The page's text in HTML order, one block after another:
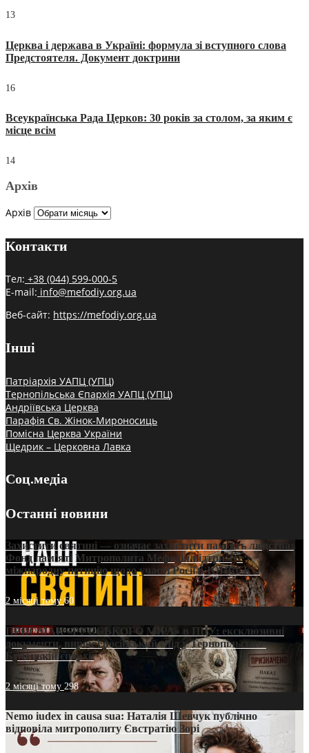
13
Церква і держава в Україні: формула зі вступного слова
Предстоятеля. Документ доктрини
16
Всеукраїнська Рада Церков: 30 років за столом, за яким є
місце всім
14
Архів
Архів
Контакти
Тел: +38 (044) 599-000-5
E-mail: info@mefodiy.org.ua
Веб-сайт: https://mefodiy.org.ua
Інші
Патріархія УАПЦ (УПЦ)
Тернопільська Єпархія УАПЦ (УПЦ)
Андріївська Церква
Парафія Св. Жінок-Мироносиць
Помісна Церква України
Щедрик – Церковна Лавка
Соц.медіа
Останні новини
Захистити святині — означає захистити пам’ять людства:
Фонд пам’яті Митрополита Мефодія підтримує
міжнародну петицію щодо участі Росії в ЮНЕСКО
2 місяці тому60
ПРИСМАК «РУССЬКОГО МІРА» в ПЦУ: ексклюзивні
документи, вирок і російський слід у Тернопільсько-
Бучацькій єпархії
2 місяці тому 298
Nemo iudex in causa sua: Наталія Шевчук публічно
відповіла митрополиту Євстратію Зорі